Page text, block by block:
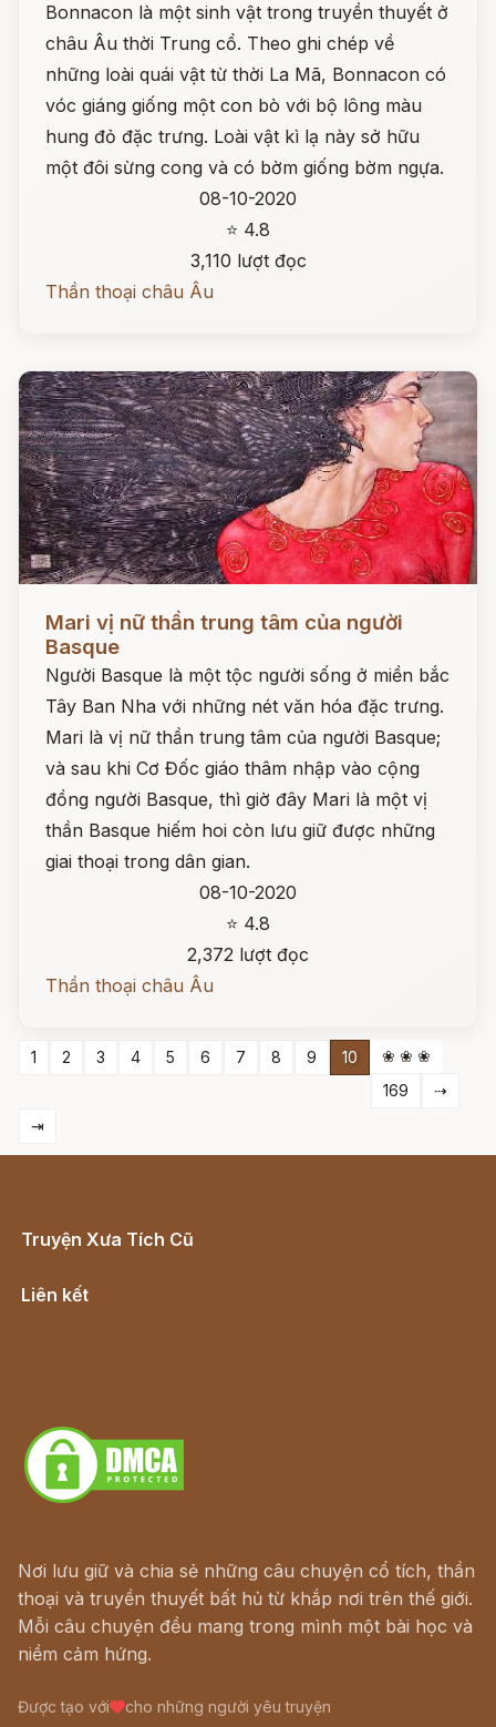
Bonnacon là một sinh vật trong truyền thuyết ở
châu Âu thời Trung cổ. Theo ghi chép về
những loài quái vật từ thời La Mã, Bonnacon có
vóc giáng giống một con bò với bộ lông màu
hung đỏ đặc trưng. Loài vật kì lạ này sở hữu
một đôi sừng cong và có bờm giống bờm ngựa.
08-10-2020
⭐ 4.8
3,110 lượt đọc
Thần thoại châu Âu
Mari vị nữ thần trung tâm của người
Basque
Người Basque là một tộc người sống ở miền bắc
Tây Ban Nha với những nét văn hóa đặc trưng.
Mari là vị nữ thần trung tâm của người Basque;
và sau khi Cơ Đốc giáo thâm nhập vào cộng
đồng người Basque, thì giờ đây Mari là một vị
thần Basque hiếm hoi còn lưu giữ được những
giai thoại trong dân gian.
08-10-2020
⭐ 4.8
2,372 lượt đọc
Thần thoại châu Âu
1 2 3 4 5 6 7 8 9 10
❀ ❀ ❀
169
⇢
⇥
Truyện Xưa Tích Cũ
Liên kết
Nơi lưu giữ và chia sẻ những câu chuyện cổ tích, thần
thoại và truyền thuyết bất hủ từ khắp nơi trên thế giới.
Mỗi câu chuyện đều mang trong mình một bài học và
niềm cảm hứng.
Được tạo với cho những người yêu truyện